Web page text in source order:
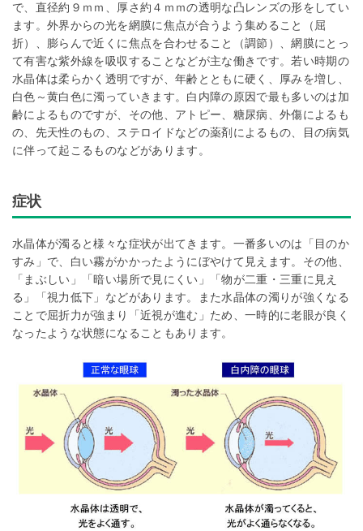
で、直径約９ｍｍ、厚さ約４ｍｍの透明な凸レンズの形をしてい
ます。外界からの光を網膜に焦点が合うよう集めること（屈
折）、膨らんで近くに焦点を合わせること（調節）、網膜にとっ
て有害な紫外線を吸収することなどが主な働きです。若い時期の
水晶体は柔らかく透明ですが、年齢とともに硬く、厚みを増し、
白色～黄白色に濁っていきます。白内障の原因で最も多いのは加
齢によるものですが、その他、アトピー、糖尿病、外傷によるも
の、先天性のもの、ステロイドなどの薬剤によるもの、目の病気
に伴って起こるものなどがあります。
症状
水晶体が濁ると様々な症状が出てきます。一番多いのは「目のか
すみ」で、白い霧がかかったようにぼやけて見えます。その他、
「まぶしい」「暗い場所で見にくい」「物が二重・三重に見え
る」「視力低下」などがあります。また水晶体の濁りが強くなる
ことで屈折力が強まり「近視が進む」ため、一時的に老眼が良く
なったような状態になることもあります。